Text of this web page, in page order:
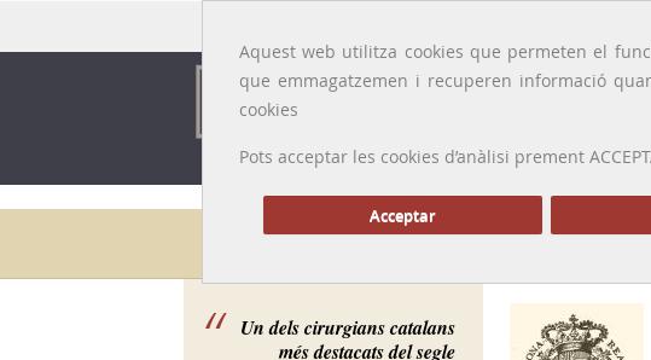
Aquest web utilitza cookies que permeten el
que emmagatzemen i recuperen informació
cookies
Pots acceptar les cookies d’anàlisi prement
Acceptar
Galeria de metges
Un dels cirurgians catalans
més destacats del segle